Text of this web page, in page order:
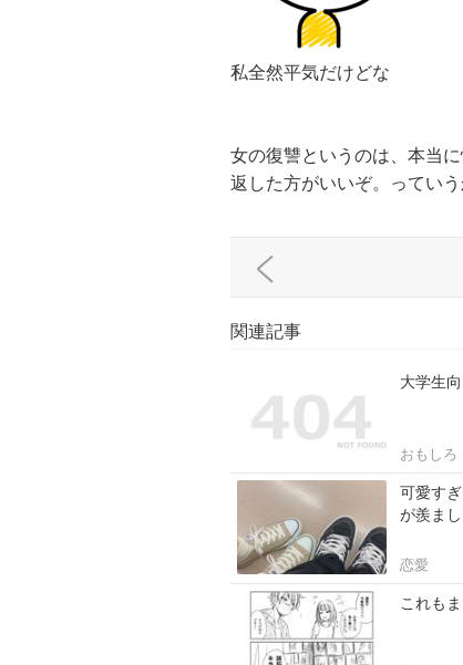
私全然平気だけどな
女の復讐というのは、本当
返した方がいいぞ。ってい
関連記事
大学生
おもしろ
可愛す
が羨ま
恋愛
これも